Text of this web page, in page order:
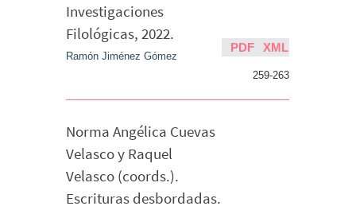
Investigaciones
Filológicas, 2022.
Ramón Jiménez Gómez
259-263
PDF XML
Norma Angélica Cuevas
Velasco y Raquel
Velasco (coords.).
Escrituras desbordadas.